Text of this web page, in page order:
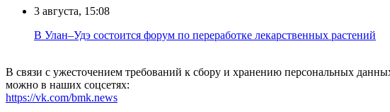
3 августа, 15:08
В Улан–Удэ состоится форум по переработке лекарственных растений
В связи с ужесточением требований к сбору и хранению персональных
можно в наших соцсетях:
https://vk.com/bmk.news